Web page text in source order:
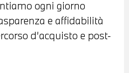
ogni giorno
e affidabilità
d’acquisto e post-